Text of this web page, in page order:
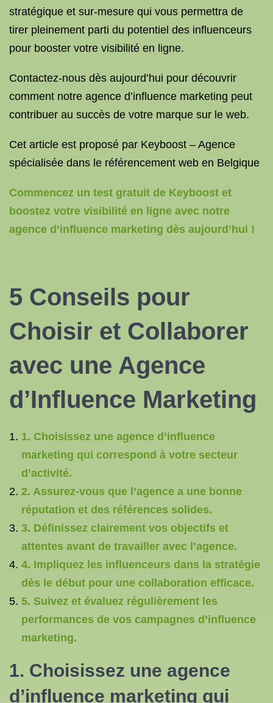
stratégique et sur-mesure qui vous permettra de
tirer pleinement parti du potentiel des influenceurs
pour booster votre visibilité en ligne.
Contactez-nous dès aujourd’hui pour découvrir
comment notre agence d’influence marketing peut
contribuer au succès de votre marque sur le web.
Cet article est proposé par Keyboost – Agence
spécialisée dans le référencement web en Belgique
Commencez un test gratuit de Keyboost et
boostez votre visibilité en ligne avec notre
agence d’influence marketing dès aujourd’hui !
5 Conseils pour
Choisir et Collaborer
avec une Agence
d’Influence Marketing
1. Choisissez une agence d’influence
marketing qui correspond à votre secteur
d’activité.
2. Assurez-vous que l’agence a une bonne
réputation et des références solides.
3. Définissez clairement vos objectifs et
attentes avant de travailler avec l’agence.
4. Impliquez les influenceurs dans la stratégie
dès le début pour une collaboration efficace.
5. Suivez et évaluez régulièrement les
performances de vos campagnes d’influence
marketing.
1. Choisissez une agence
d’influence marketing qui